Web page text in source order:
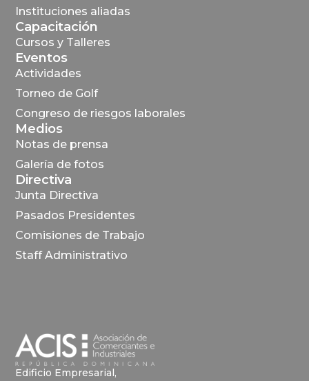
Edificio Empresarial,
Directiva
Junta Directiva
Pasados Presidentes
Comisiones de Trabajo
Staff Administrativo
Instituciones aliadas
Capacitación
Cursos y Talleres
Eventos
Actividades
Torneo de Golf
Congreso de riesgos laborales
Medios
Notas de prensa
Galería de fotos